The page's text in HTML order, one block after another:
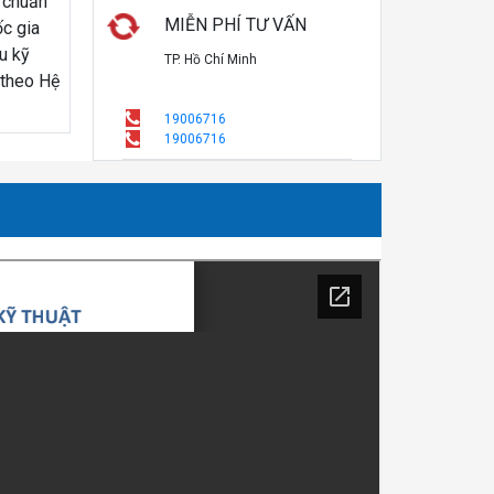
gia
kỹ
Hệ
MIỄN PHÍ TƯ VẤN
TP. Hồ Chí Minh
19006716
19006716